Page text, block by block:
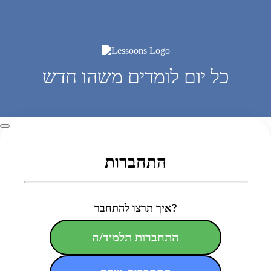
כל יום לומדים משהו חדש
התחברות
איך תרצו להתחבר?
התחברות תלמיד/ה